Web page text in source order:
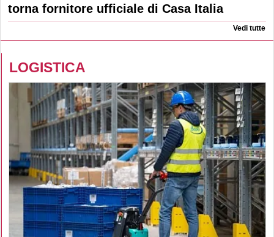
torna fornitore ufficiale di Casa Italia
Vedi tutte
LOGISTICA